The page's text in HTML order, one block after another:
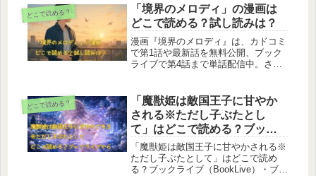
有無、rawなど違法閲覧がNGな理由も
含めて、初めて読む方にもわかりやす
くまとめました。安全に読める正規の
方法を探している方はぜひ参考にして
ください。
どこで読める？
「境界のメロディ」の漫画は
どこで読める？試し読みは？
漫画『境界のメロディ』は、カドコミ
で第1話や最新話を無料公開、ブック
ライブで第4話まで単話配信中。さら
クス第1巻も発売予定です。どこで読
めるか徹底解説します。
どこで読める？
「魔獣姫は敵国王子に甘やか
される※ただし子ぶたとし
て」はどこで読める？ブック
ライブから
「魔獣姫は敵国王子に甘やかされる※
ただし子ぶたとして」はどこで読め
る？ブックライブ（BookLive）・ブッ